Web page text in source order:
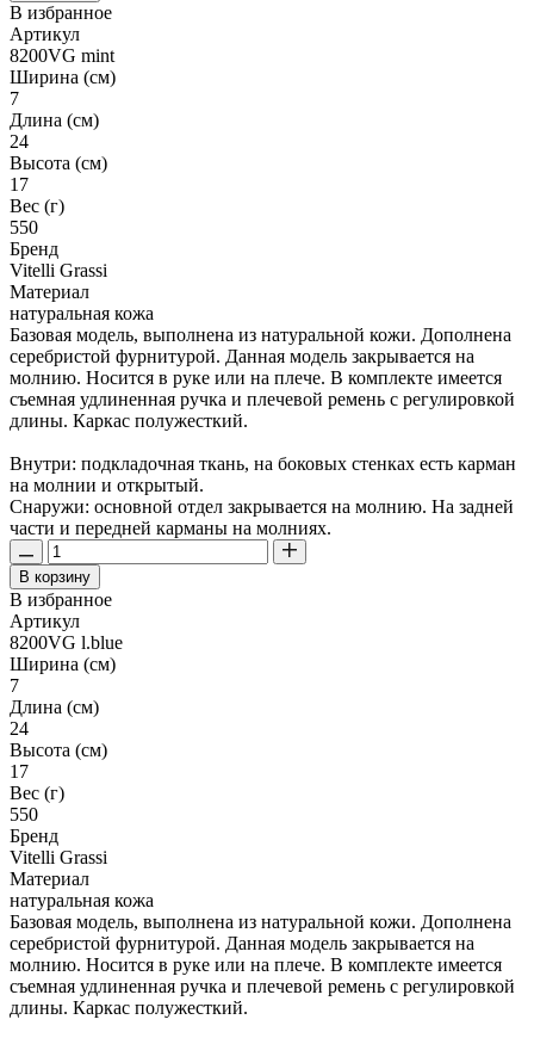
В избранное
Артикул
8200VG mint
Ширина (см)
7
Длина (см)
24
Высота (см)
17
Вес (г)
550
Бренд
Vitelli Grassi
Материал
натуральная кожа
Базовая модель, выполнена из натуральной кожи. Дополнена
серебристой фурнитурой. Данная модель закрывается на
молнию. Носится в руке или на плече. В комплекте имеется
съемная удлиненная ручка и плечевой ремень с регулировкой
длины. Каркас полужесткий.
Внутри: подкладочная ткань, на боковых стенках есть карман
на молнии и открытый.
Снаружи: основной отдел закрывается на молнию. На задней
части и передней карманы на молниях.
В корзину
В избранное
Артикул
8200VG l.blue
Ширина (см)
7
Длина (см)
24
Высота (см)
17
Вес (г)
550
Бренд
Vitelli Grassi
Материал
натуральная кожа
Базовая модель, выполнена из натуральной кожи. Дополнена
серебристой фурнитурой. Данная модель закрывается на
молнию. Носится в руке или на плече. В комплекте имеется
съемная удлиненная ручка и плечевой ремень с регулировкой
длины. Каркас полужесткий.